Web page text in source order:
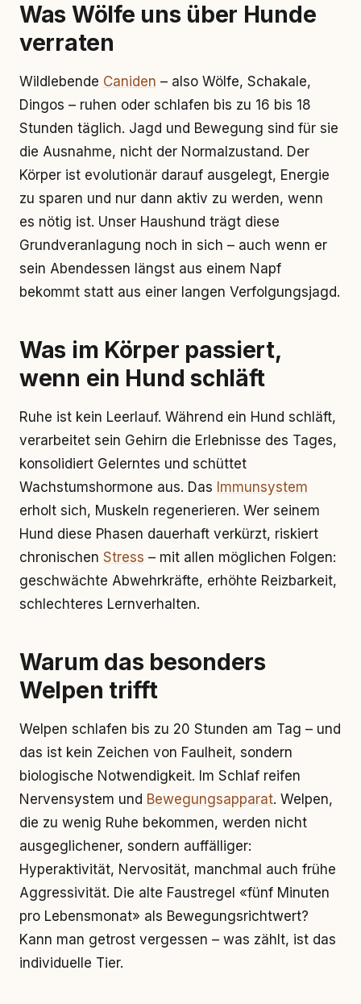
Was Wölfe uns über Hunde
verraten
Wildlebende Caniden – also Wölfe, Schakale,
Dingos – ruhen oder schlafen bis zu 16 bis 18
Stunden täglich. Jagd und Bewegung sind für sie
die Ausnahme, nicht der Normalzustand. Der
Körper ist evolutionär darauf ausgelegt, Energie
zu sparen und nur dann aktiv zu werden, wenn
es nötig ist. Unser Haushund trägt diese
Grundveranlagung noch in sich – auch wenn er
sein Abendessen längst aus einem Napf
bekommt statt aus einer langen Verfolgungsjagd.
Was im Körper passiert,
wenn ein Hund schläft
Ruhe ist kein Leerlauf. Während ein Hund schläft,
verarbeitet sein Gehirn die Erlebnisse des Tages,
konsolidiert Gelerntes und schüttet
Wachstumshormone aus. Das Immunsystem
erholt sich, Muskeln regenerieren. Wer seinem
Hund diese Phasen dauerhaft verkürzt, riskiert
chronischen Stress – mit allen möglichen Folgen:
geschwächte Abwehrkräfte, erhöhte Reizbarkeit,
schlechteres Lernverhalten.
Warum das besonders
Welpen trifft
Welpen schlafen bis zu 20 Stunden am Tag – und
das ist kein Zeichen von Faulheit, sondern
biologische Notwendigkeit. Im Schlaf reifen
Nervensystem und Bewegungsapparat. Welpen,
die zu wenig Ruhe bekommen, werden nicht
ausgeglichener, sondern auffälliger:
Hyperaktivität, Nervosität, manchmal auch frühe
Aggressivität. Die alte Faustregel «fünf Minuten
pro Lebensmonat» als Bewegungsrichtwert?
Kann man getrost vergessen – was zählt, ist das
individuelle Tier.